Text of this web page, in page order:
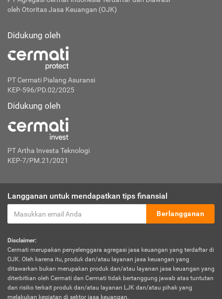
oleh Otoritas Jasa Keuangan (OJK)
Didukung oleh
PT Cermati Pialang Asuransi
KEP-596/PD.02/2025
Didukung oleh
PT Artha Investa Teknologi
KEP-7/PM.21/2021
Langganan untuk mendapatkan tips finansial
Berlangganan
Disclaimer:
Cermati merupakan penyelenggara agregasi jasa keuangan yang terdaftar di
OJK. Oleh karena itu, produk dan/atau layanan jasa keuangan yang
ditawarkan bukan merupakan produk dan/atau layanan jasa keuangan yang
diterbitkan oleh Cermati dan Cermati tidak bertanggung jawab atas tuntutan
dan risiko terkait produk dan/atau layanan LJK dan/atau pihak yang
melakukan kegiatan di sektor jasa keuangan.